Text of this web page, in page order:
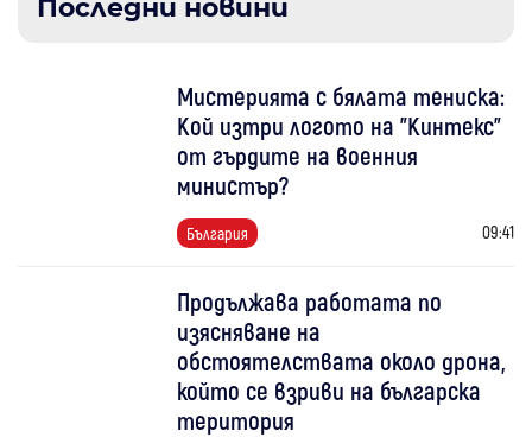
Последни новини
Мистерията с бялата тениска:
Кой изтри логото на "Кинтекс"
от гърдите на военния
министър?
България 09:41
Продължава работата по
изясняване на
обстоятелствата около дрона,
който се взриви на българска
територия